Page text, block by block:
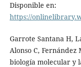
Disponible en:
https://
Garrote Santana H,
Alonso C, Fernández
biología molecular y